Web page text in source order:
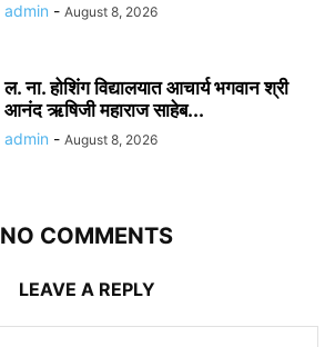
admin - August 8, 2026
ल. ना. होशिंग विद्यालयात आचार्य भगवान श्री
आनंद ऋषिजी महाराज साहेब...
admin - August 8, 2026
NO COMMENTS
LEAVE A REPLY